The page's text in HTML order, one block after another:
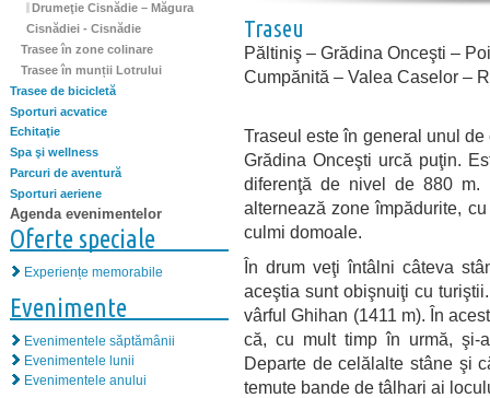
Drumeţie Cisnădie – Măgura
Cisnădiei - Cisnădie
Trasee în zone colinare
Trasee în munții Lotrului
Trasee de bicicletă
Sporturi acvatice
Echitaţie
Spa şi wellness
Parcuri de aventură
Sporturi aeriene
Agenda evenimentelor
Oferte speciale
Experiențe memorabile
Evenimente
Evenimentele săptămânii
Evenimentele lunii
Evenimentele anului
Traseu
Păltiniş – Grădina Onceşti –
Cumpănită – Valea Caselor –
Traseul este în general unul
Grădina Onceşti urcă puţin.
diferenţă de nivel de 880 m.
alternează zone împădurite,
culmi domoale.
În drum veţi întâlni câteva
aceştia sunt obişnuiţi cu
vârful Ghihan (1411 m). În
că, cu mult timp în urmă, şi-
Departe de celălalte stâne şi
temute bande de tâlhari ai